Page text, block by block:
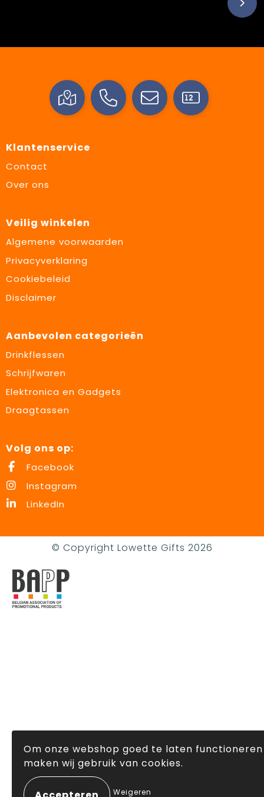
Klantenservice
Contact
Over ons
Veilig winkelen
Algemene voorwaarden
Privacyverklaring
Cookiebeleid
Disclaimer
Aanbevolen categorieën
Drinkflessen
Schrijfwaren
Elektronica en Gadgets
Draagtassen
Volg ons op:
Facebook
Instagram
LinkedIn
© Copyright Lowette Gifts 2026
Om onze webshop goed te laten functioneren
maken wij gebruik van cookies.
Weigeren